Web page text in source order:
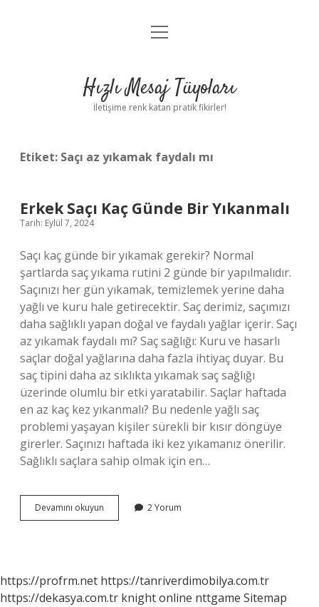
Anasayfa
Yasal Uyarı
menüyü
Hızlı Mesaj Tüyoları
İletişime renk katan pratik fikirler!
Etiket: Saçı az yıkamak faydalı mı
Erkek Saçı Kaç Günde Bir Yıkanmalı
Tarih: Eylül 7, 2024
Saçı kaç günde bir yıkamak gerekir? Normal
şartlarda saç yıkama rutini 2 günde bir yapılmalıdır.
Saçınızı her gün yıkamak, temizlemek yerine daha
yağlı ve kuru hale getirecektir. Saç derimiz, saçımızı
daha sağlıklı yapan doğal ve faydalı yağlar içerir. Saçı
az yıkamak faydalı mı? Saç sağlığı: Kuru ve hasarlı
saçlar doğal yağlarına daha fazla ihtiyaç duyar. Bu
saç tipini daha az sıklıkta yıkamak saç sağlığı
üzerinde olumlu bir etki yaratabilir. Saçlar haftada
en az kaç kez yıkanmalı? Bu nedenle yağlı saç
problemi yaşayan kişiler sürekli bir kısır döngüye
girerler. Saçınızı haftada iki kez yıkamanız önerilir.
Sağlıklı saçlara sahip olmak için en…
Devamını okuyun
Saçı
2 Yorum
https://profrm.net https://tanriverdimobilya.com.tr
https://dekasya.com.tr knight online nttgame Sitemap